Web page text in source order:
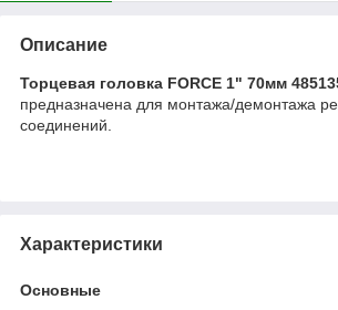
Описание
Торцевая головка FORCE 1" 70мм
предназначена для монтажа/демонтажа
соединений.
Характеристики
Основные